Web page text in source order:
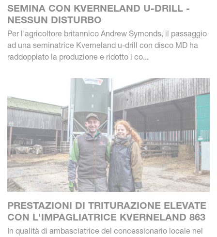
SEMINA CON KVERNELAND U-DRILL -
NESSUN DISTURBO
Per l'agricoltore britannico Andrew Symonds, il passaggio
ad una seminatrice Kverneland u-drill con disco MD ha
raddoppiato la produzione e ridotto i co...
PRESTAZIONI DI TRITURAZIONE ELEVATE
CON L'IMPAGLIATRICE KVERNELAND 863
In qualità di ambasciatrice del concessionario locale nel